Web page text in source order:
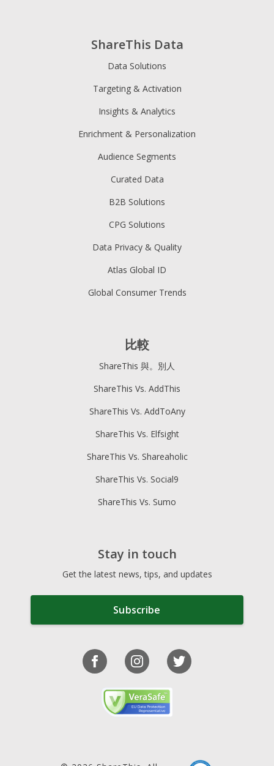
ShareThis Data
Data Solutions
Targeting & Activation
Insights & Analytics
Enrichment & Personalization
Audience Segments
Curated Data
B2B Solutions
CPG Solutions
Data Privacy & Quality
Atlas Global ID
Global Consumer Trends
比較
ShareThis 與。別人
ShareThis Vs. AddThis
ShareThis Vs. AddToAny
ShareThis Vs. Elfsight
ShareThis Vs. Shareaholic
ShareThis Vs. Social9
ShareThis Vs. Sumo
Stay in touch
Get the latest news, tips, and updates
Subscribe